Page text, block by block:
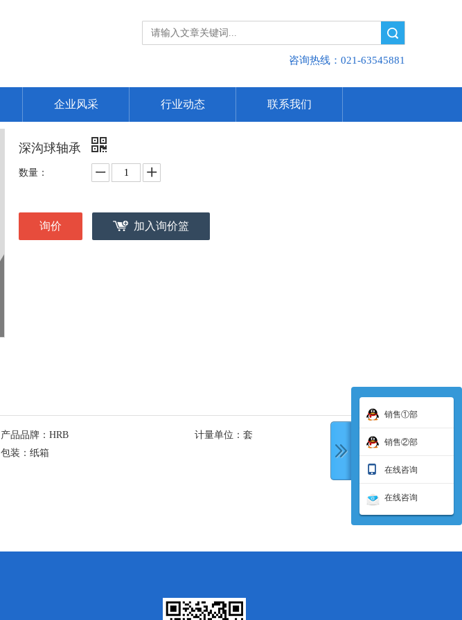
咨询热线：021-63545881
企业风采 行业动态 联系我们
深沟球轴承
数量：
询价 加入询价篮
产品品牌： HRB 计量单位： 套
包装： 纸箱
下一条:
销售①部
销售②部
在线咨询
在线咨询